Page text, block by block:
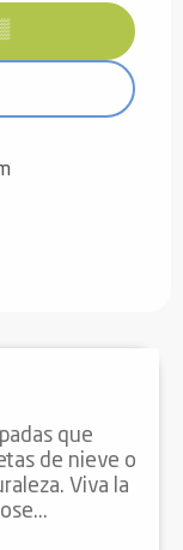
que
de nieve o
Viva la